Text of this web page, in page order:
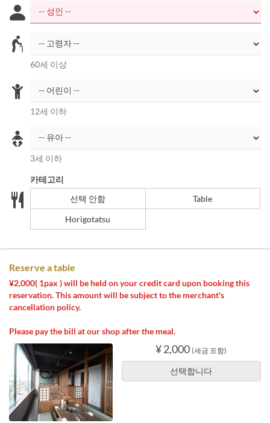
60세 이상
12세 이하
3세 이하
카테고리
선택 안함
Table
Horigotatsu
Reserve a table
¥2,000( 1pax ) will be held on your credit card upon booking this
reservation. This amount will be subject to the merchant's
cancellation policy.
Please pay the bill at our shop after the meal.
¥ 2,000 (세금 포함)
선택합니다